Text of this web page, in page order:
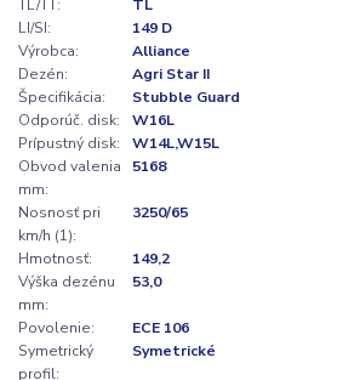
TL/TT:
TL
LI/SI:
149 D
Výrobca:
Alliance
Dezén:
Agri Star II
Špecifikácia:
Stubble Guard
Odporúč. disk:
W16L
Prípustný disk:
W14L,W15L
Obvod valenia
mm:
5168
Nosnosť pri
km/h (1):
3250/65
Hmotnosť:
149,2
Výška dezénu
mm:
53,0
Povolenie:
ECE 106
Symetrický
profil:
Symetrické